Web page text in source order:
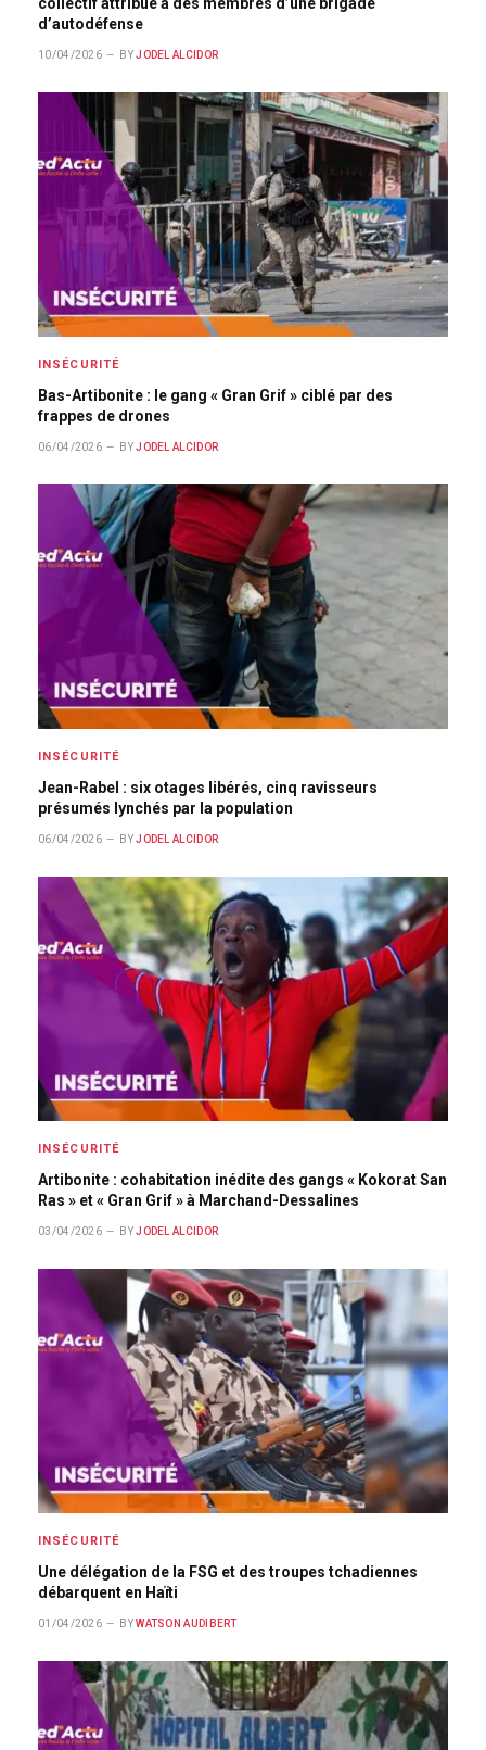
collectif attribué à des membres d’une brigade
d’autodéfense
10/04/2026 BY JODEL ALCIDOR
INSÉCURITÉ
Bas-Artibonite : le gang « Gran Grif » ciblé par des
frappes de drones
06/04/2026 BY JODEL ALCIDOR
INSÉCURITÉ
Jean-Rabel : six otages libérés, cinq ravisseurs
présumés lynchés par la population
06/04/2026 BY JODEL ALCIDOR
INSÉCURITÉ
Artibonite : cohabitation inédite des gangs « Kokorat San
Ras » et « Gran Grif » à Marchand-Dessalines
03/04/2026 BY JODEL ALCIDOR
INSÉCURITÉ
Une délégation de la FSG et des troupes tchadiennes
débarquent en Haïti
01/04/2026 BY WATSON AUDIBERT